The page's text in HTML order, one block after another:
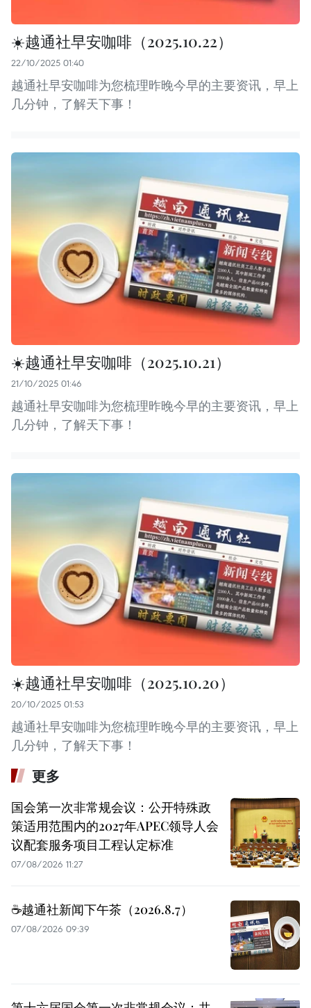
☀️越通社早安咖啡（2025.10.22）
22/10/2025 01:40
越通社早安咖啡为您梳理昨晚今早的主要资讯，早上
几分钟，了解天下事！
☀️越通社早安咖啡（2025.10.21）
21/10/2025 01:46
越通社早安咖啡为您梳理昨晚今早的主要资讯，早上
几分钟，了解天下事！
☀️越通社早安咖啡（2025.10.20）
20/10/2025 01:53
越通社早安咖啡为您梳理昨晚今早的主要资讯，早上
几分钟，了解天下事！
更多
国会第一次非常规会议：公开特殊政
策适用范围内的2027年APEC领导人会
议配套服务项目工程认定标准
07/08/2026 11:27
☕️越通社新闻下午茶（2026.8.7）
07/08/2026 09:39